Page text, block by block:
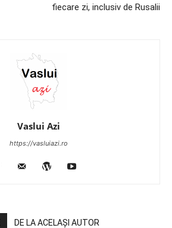
fiecare zi, inclusiv de Rusalii
Vaslui Azi
https://vasluiazi.ro
DE LA ACELAȘI AUTOR